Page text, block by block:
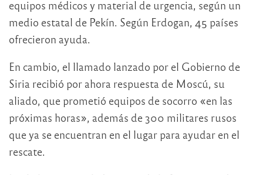
equipos médicos y material de urgencia, según un
medio estatal de Pekín. Según Erdogan, 45 países
ofrecieron ayuda.
En cambio, el llamado lanzado por el Gobierno de
Siria recibió por ahora respuesta de Moscú, su
aliado, que prometió equipos de socorro «en las
próximas horas», además de 300 militares rusos
que ya se encuentran en el lugar para ayudar en el
rescate.